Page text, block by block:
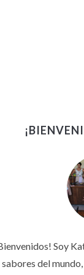
Soy
sabores del